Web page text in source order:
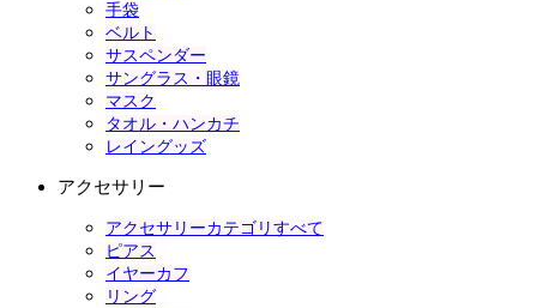
手袋
ベルト
サスペンダー
サングラス・眼鏡
マスク
タオル・ハンカチ
レイングッズ
アクセサリー
アクセサリーカテゴリすべて
ピアス
イヤーカフ
リング